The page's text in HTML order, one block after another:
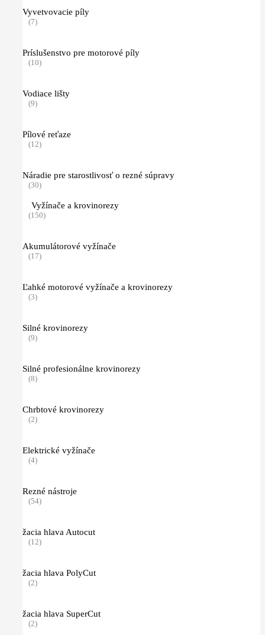
Vyvetvovacie píly
(7)
Príslušenstvo pre motorové píly
(10)
Vodiace lišty
(9)
Pílové reťaze
(12)
Náradie pre starostlivosť o rezné súpravy
(30)
Vyžínače a krovinorezy
(150)
Akumulátorové vyžínače
(17)
Ľahké motorové vyžínače a krovinorezy
(3)
Silné krovinorezy
(9)
Silné profesionálne krovinorezy
(8)
Chrbtové krovinorezy
(2)
Elektrické vyžínače
(4)
Rezné nástroje
(54)
žacia hlava Autocut
(12)
žacia hlava PolyCut
(2)
žacia hlava SuperCut
(2)